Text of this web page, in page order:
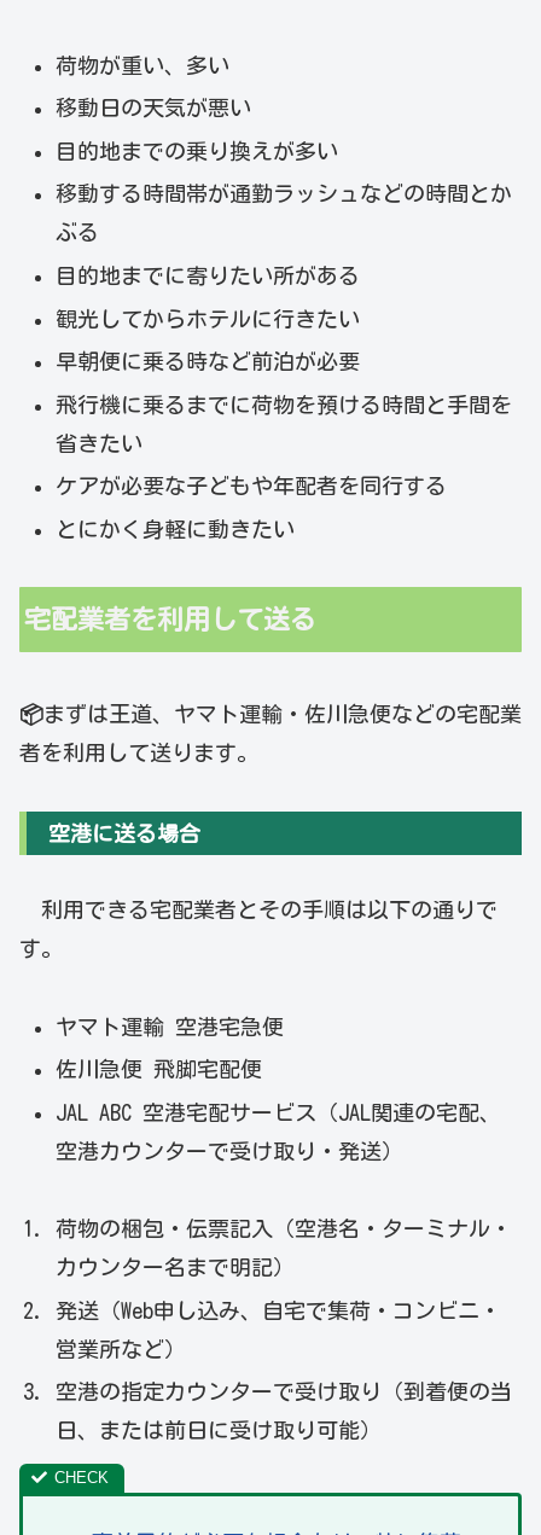
荷物が重い、多い
移動日の天気が悪い
目的地までの乗り換えが多い
移動する時間帯が通勤ラッシュなどの時間とか
ぶる
目的地までに寄りたい所がある
観光してからホテルに行きたい
早朝便に乗る時など前泊が必要
飛行機に乗るまでに荷物を預ける時間と手間を
省きたい
ケアが必要な子どもや年配者を同行する
とにかく身軽に動きたい
宅配業者を利用して送る
📦まずは王道、ヤマト運輸・佐川急便などの宅配業
者を利用して送ります。
空港に送る場合
利用できる宅配業者とその手順は以下の通りで
す。
ヤマト運輸 空港宅急便
佐川急便 飛脚宅配便
JAL ABC 空港宅配サービス（JAL関連の宅配、
空港カウンターで受け取り・発送）
荷物の梱包・伝票記入（空港名・ターミナル・
カウンター名まで明記）
発送（Web申し込み、自宅で集荷・コンビニ・
営業所など）
空港の指定カウンターで受け取り（到着便の当
日、または前日に受け取り可能）